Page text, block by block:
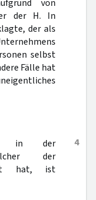
von
der H. In
der als
selbst
Fälle hat
4
in der
der
hat, ist